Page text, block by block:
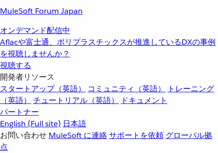
MuleSoft Forum Japan
オンデマンド配信中
Aflacや富士通、ポリプラスチックスが推進しているDXの事例
を視聴しませんか？
視聴する
開発者リソース
スタートアップ（英語）
コミュニティ（英語）
トレーニング
（英語）
チュートリアル（英語）
ドキュメント
パートナー
English (Full site) 日本語
お問い合わせ MuleSoft に連絡サポートを依頼 グローバル拠
点